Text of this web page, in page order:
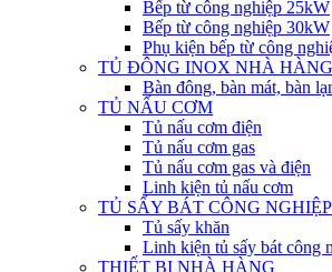
Bếp từ công nghiệp 25kW
Bếp từ công nghiệp 30kW
Phụ kiện bếp từ công
TỦ ĐÔNG INOX NHÀ HÀNG
Bàn đông, bàn mát, bàn
TỦ NẤU CƠM
Tủ nấu cơm điện
Tủ nấu cơm gas
Tủ nấu cơm gas và điện
Linh kiện tủ nấu cơm
TỦ SẤY BÁT CÔNG NGHIỆP
Tủ sấy khăn
Linh kiện tủ sấy bát công
THIẾT BỊ NHÀ HÀNG